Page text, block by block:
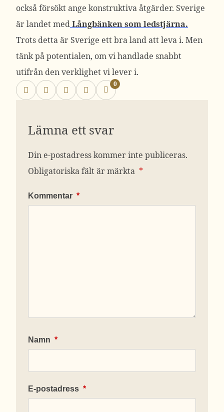
också försökt ange konstruktiva åtgärder. Sverige
är landet medLångbänken som ledstjärna.
Trots detta är Sverige ett bra land att leva i. Men
tänk på potentialen, om vi handlade snabbt
utifrån den verklighet vi lever i.
0
Lämna ett svar
Din e-postadress kommer inte publiceras.
Obligatoriska fält är märkta *
Kommentar *
Namn *
E-postadress *